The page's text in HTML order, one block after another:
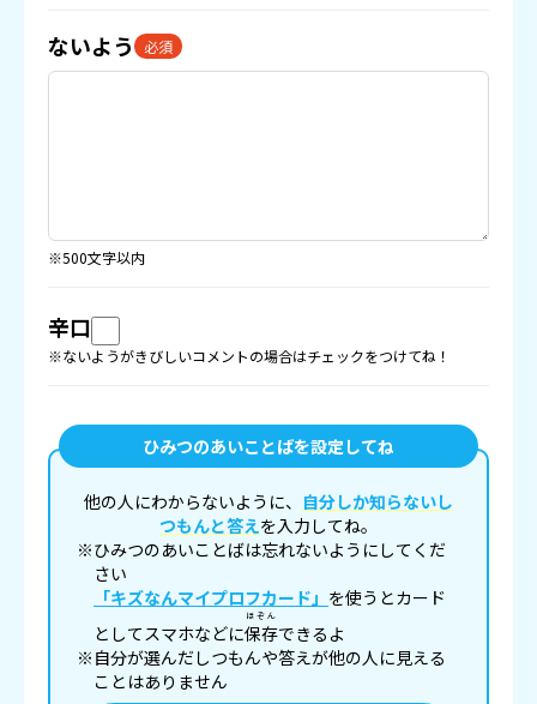
ないよう 必須
※500文字以内
辛口
※ないようがきびしいコメントの場合はチェックをつけてね！
ひみつのあいことばを設定してね
他の人にわからないように、 自分しか知らないし
つもんと答えを入力してね。
※ひみつのあいことばは忘れないようにしてくだ
さい
「キズなんマイプロフカード」 を使うとカード
としてスマホなどに保存
ほぞん
できるよ
※自分が選んだしつもんや答えが他の人に見える
ことはありません